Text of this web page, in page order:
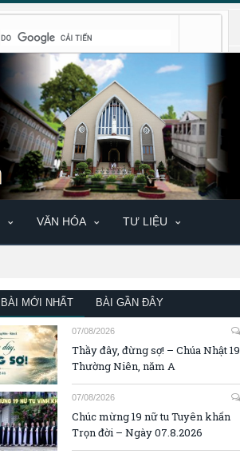
VĂN HÓA TƯ LIỆU
BÀI MỚI NHẤT BÀI GẦN ĐÂY
07/08/2026
Thầy đây, đừng sợ! – Chúa Nhật 19
Thường Niên, năm A
07/08/2026
Chúc mừng 19 nữ tu Tuyên khấn
Trọn đời – Ngày 07.8.2026